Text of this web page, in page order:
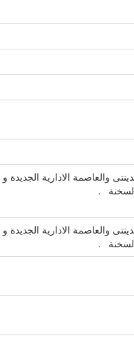
والعاصمة الادارية الجديدة و
السخنة .
والعاصمة الادارية الجديدة و
السخنة .